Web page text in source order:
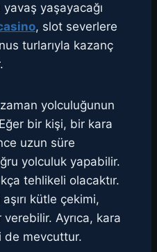
yaşayacağı
, slot severlere
turlarıyla kazanç
yolculuğunun
bir kişi, bir kara
uzun süre
yolculuk yapabilir.
tehlikeli olacaktır.
kütle çekimi,
Ayrıca, kara
de mevcuttur.